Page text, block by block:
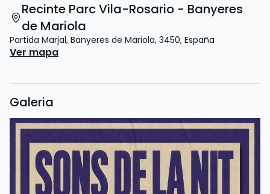
Recinte Parc Vila-Rosario - Banyeres
de Mariola
Partida Marjal, Banyeres de Mariola, 3450, España
Ver mapa
Galeria